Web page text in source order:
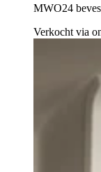
MWO24
Verkocht via